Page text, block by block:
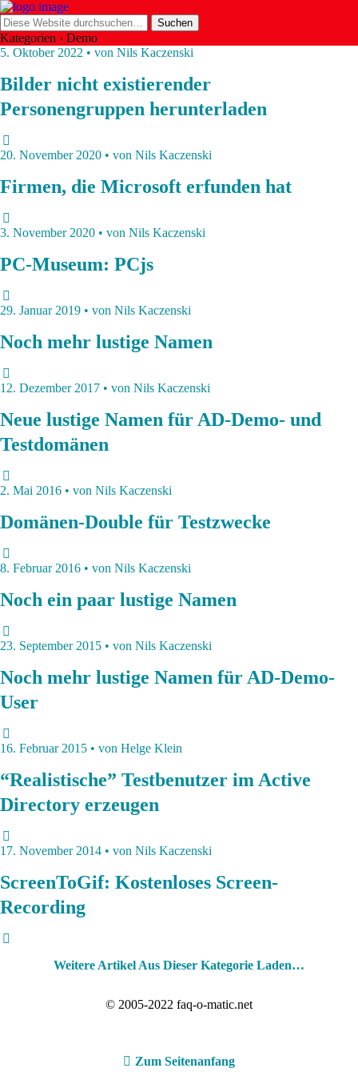
Kategorien › Demo
5. Oktober 2022 • von Nils Kaczenski
Bilder nicht existierender
Personengruppen herunterladen
20. November 2020 • von Nils Kaczenski
Firmen, die Microsoft erfunden hat
3. November 2020 • von Nils Kaczenski
PC-Museum: PCjs
29. Januar 2019 • von Nils Kaczenski
Noch mehr lustige Namen
12. Dezember 2017 • von Nils Kaczenski
Neue lustige Namen für AD-Demo- und
Testdomänen
2. Mai 2016 • von Nils Kaczenski
Domänen-Double für Testzwecke
8. Februar 2016 • von Nils Kaczenski
Noch ein paar lustige Namen
23. September 2015 • von Nils Kaczenski
Noch mehr lustige Namen für AD-Demo-
User
16. Februar 2015 • von Helge Klein
“Realistische” Testbenutzer im Active
Directory erzeugen
17. November 2014 • von Nils Kaczenski
ScreenToGif: Kostenloses Screen-
Recording
Weitere Artikel Aus Dieser Kategorie Laden…
© 2005-2022 faq-o-matic.net
Zum Seitenanfang